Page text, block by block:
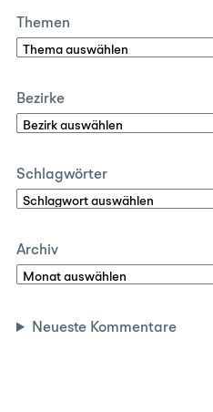
Themen
Bezirke
Schlagwörter
Archiv
Neueste Kommentare